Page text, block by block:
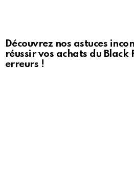
Découvrez nos astuces
réussir vos achats du
erreurs !